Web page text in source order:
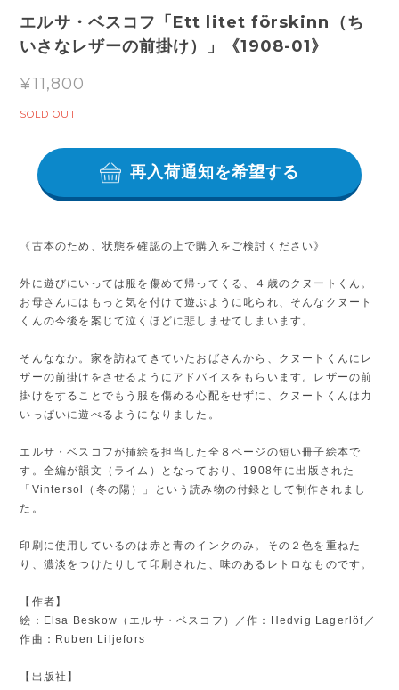
エルサ・ベスコフ「Ett litet förskinn（ち
いさなレザーの前掛け）」《1908-01》
¥11,800
SOLD OUT
再入荷通知を希望する
《古本のため、状態を確認の上で購入をご検討ください》
外に遊びにいっては服を傷めて帰ってくる、４歳のクヌートくん。
お母さんにはもっと気を付けて遊ぶように叱られ、そんなクヌート
くんの今後を案じて泣くほどに悲しませてしまいます。
そんななか。家を訪ねてきていたおばさんから、クヌートくんにレ
ザーの前掛けをさせるようにアドバイスをもらいます。レザーの前
掛けをすることでもう服を傷める心配をせずに、クヌートくんは力
いっぱいに遊べるようになりました。
エルサ・ベスコフが挿絵を担当した全８ページの短い冊子絵本で
す。全編が韻文（ライム）となっており、1908年に出版された
「Vintersol（冬の陽）」という読み物の付録として制作されまし
た。
印刷に使用しているのは赤と青のインクのみ。その２色を重ねた
り、濃淡をつけたりして印刷された、味のあるレトロなものです。
【作者】
絵：Elsa Beskow（エルサ・ベスコフ）／作：Hedvig Lagerlöf／
作曲：Ruben Liljefors
【出版社】